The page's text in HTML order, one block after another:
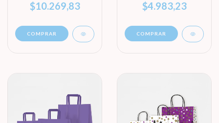
TAMAÑO)
$10.269,83
COMPRAR
TAMAÑO)
$4.983,23
COMPRAR